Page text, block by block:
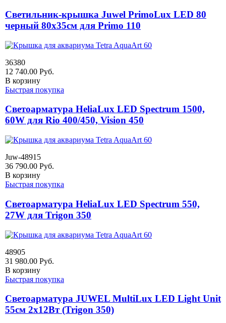
Светильник-крышка Juwel PrimoLux LED 80
черный 80х35см для Primo 110
36380
12 740.00 Руб.
В корзину
Быстрая покупка
Светоарматура HeliaLux LED Spectrum 1500,
60W для Rio 400/450, Vision 450
Juw-48915
36 790.00 Руб.
В корзину
Быстрая покупка
Светоарматура HeliaLux LED Spectrum 550,
27W для Trigon 350
48905
31 980.00 Руб.
В корзину
Быстрая покупка
Светоарматура JUWEL MultiLux LED Light Unit
55см 2х12Вт (Trigon 350)